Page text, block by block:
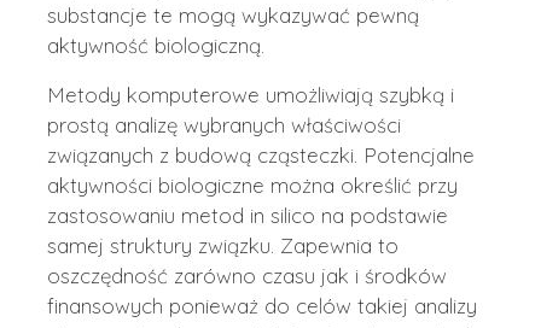
substancje te mogą wykazywać pewną
aktywność biologiczną.
Metody komputerowe umożliwiają szybką i
prostą analizę wybranych właściwości
związanych z budową cząsteczki. Potencjalne
aktywności biologiczne można określić przy
zastosowaniu metod in silico na podstawie
samej struktury związku. Zapewnia to
oszczędność zarówno czasu jak i środków
finansowych ponieważ do celów takiej analizy